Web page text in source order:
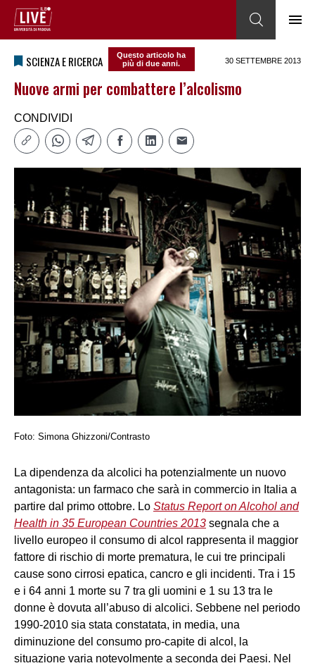
SCIENZA E RICERCA
Questo articolo ha
più di due anni.
30 SETTEMBRE 2013
Nuove armi per combattere l’alcolismo
CONDIVIDI
Foto: Simona Ghizzoni/Contrasto
La dipendenza da alcolici ha potenzialmente un nuovo
antagonista: un farmaco che sarà in commercio in Italia a
partire dal primo ottobre. Lo Status Report on Alcohol and
Health in 35 European Countries 2013 segnala che a
livello europeo il consumo di alcol rappresenta il maggior
fattore di rischio di morte prematura, le cui tre principali
cause sono cirrosi epatica, cancro e gli incidenti. Tra i 15
e i 64 anni 1 morte su 7 tra gli uomini e 1 su 13 tra le
donne è dovuta all’abuso di alcolici. Sebbene nel periodo
1990-2010 sia stata constatata, in media, una
diminuzione del consumo pro-capite di alcol, la
situazione varia notevolmente a seconda dei Paesi. Nel